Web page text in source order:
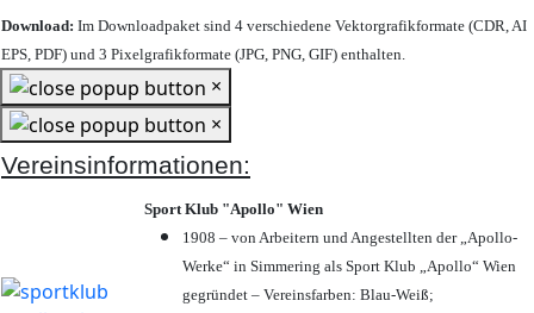
Download: Im Downloadpaket sind 4 verschiedene Vektorgrafikformate (CDR, AI
EPS, PDF) und 3 Pixelgrafikformate (JPG, PNG, GIF) enthalten.
×
×
Vereinsinformationen:
Sport Klub "Apollo" Wien
1908 – von Arbeitern und Angestellten der „Apollo-
Werke“ in Simmering als Sport Klub „Apollo“ Wien
gegründet – Vereinsfarben: Blau-Weiß;